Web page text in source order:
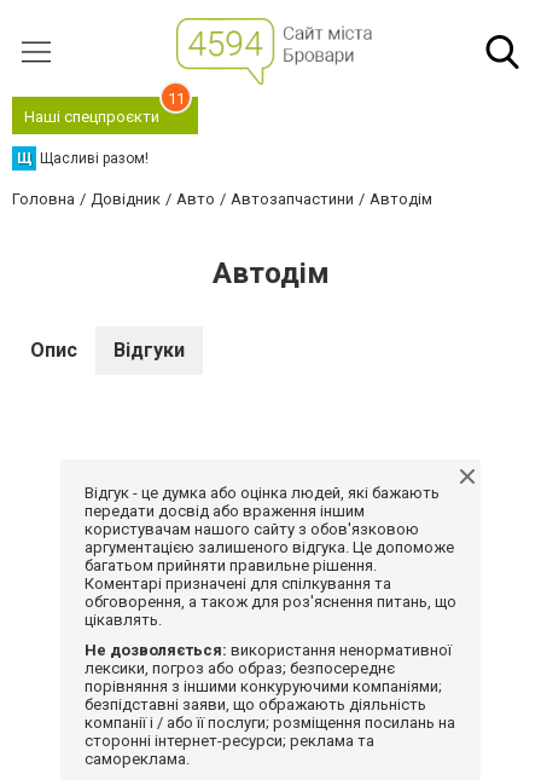
Наші спецпроєкти
11
Щ Щасливі разом!
Головна Довідник Авто Автозапчастини Автодім
Автодім
Опис Відгуки
Відгук - це думка або оцінка людей, які бажають
передати досвід або враження іншим
користувачам нашого сайту з обов'язковою
аргументацією залишеного відгука. Це допоможе
багатьом прийняти правильне рішення.
Коментарі призначені для спілкування та
обговорення, а також для роз'яснення питань, що
цікавлять.
Не дозволяється: використання ненормативної
лексики, погроз або образ; безпосереднє
порівняння з іншими конкуруючими компаніями;
безпідставні заяви, що ображають діяльність
компанії і / або її послуги; розміщення посилань на
сторонні інтернет-ресурси; реклама та
самореклама.